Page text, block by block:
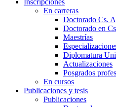
En carreras
Doctorado Cs.
Doctorado en
Maestrías
Diplomatura
Actualizaciones
Posgrados
En cursos
Publicaciones y tesis
Publicaciones